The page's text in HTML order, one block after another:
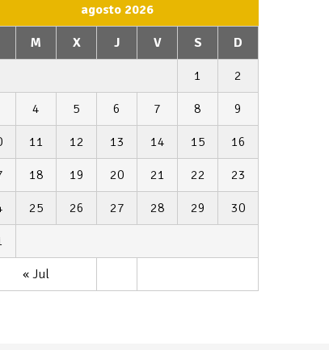
agosto 2026
M X J V S D
« Jul
1 2
4 5 6 7 8 9
11 12 13 14 15 16
18 19 20 21 22 23
25 26 27 28 29 30